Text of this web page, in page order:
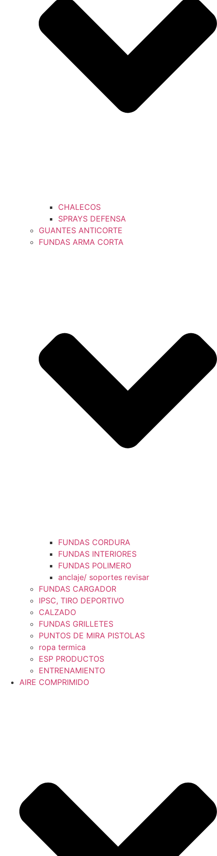
CHALECOS
SPRAYS DEFENSA
GUANTES ANTICORTE
FUNDAS ARMA CORTA
FUNDAS CORDURA
FUNDAS INTERIORES
FUNDAS POLIMERO
anclaje/ soportes revisar
FUNDAS CARGADOR
IPSC, TIRO DEPORTIVO
CALZADO
FUNDAS GRILLETES
PUNTOS DE MIRA PISTOLAS
ropa termica
ESP PRODUCTOS
ENTRENAMIENTO
AIRE COMPRIMIDO